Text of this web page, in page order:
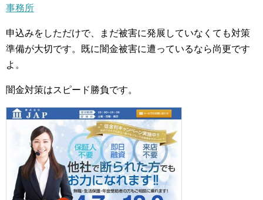
事務所
申込みをしただけで、まだ被害に発展していなくても対策
準備が大切です。既に闇金被害に遭っているなら尚更です
よ。
闇金対策はスピード勝負です。